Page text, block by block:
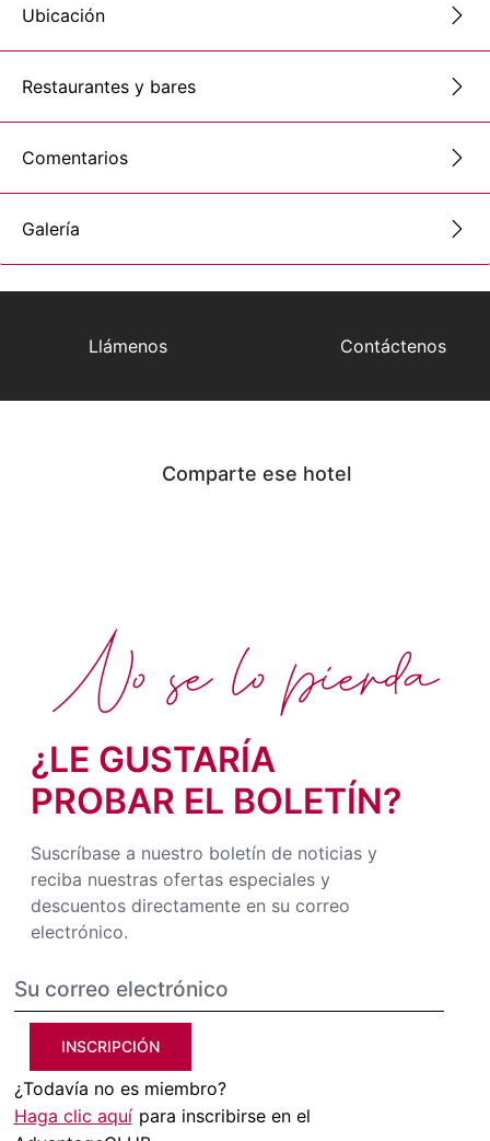
Ubicación
Restaurantes y bares
Comentarios
Galería
Llámenos Contáctenos
Comparte ese hotel
¿LE GUSTARÍA
PROBAR EL BOLETÍN?
Suscríbase a nuestro boletín de noticias y
reciba nuestras ofertas especiales y
descuentos directamente en su correo
electrónico.
INSCRIPCIÓN
¿Todavía no es miembro?
Haga clic aquí para inscribirse en el
No se lo pierda